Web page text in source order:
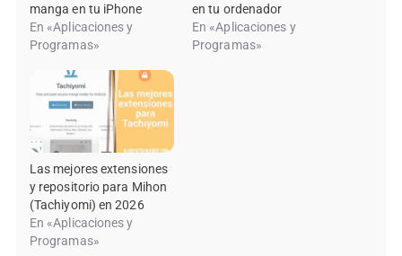
manga en tu iPhone
En «Aplicaciones y
Programas»
en tu ordenador
En «Aplicaciones y
Programas»
Las mejores extensiones
y repositorio para Mihon
(Tachiyomi) en 2026
En «Aplicaciones y
Programas»